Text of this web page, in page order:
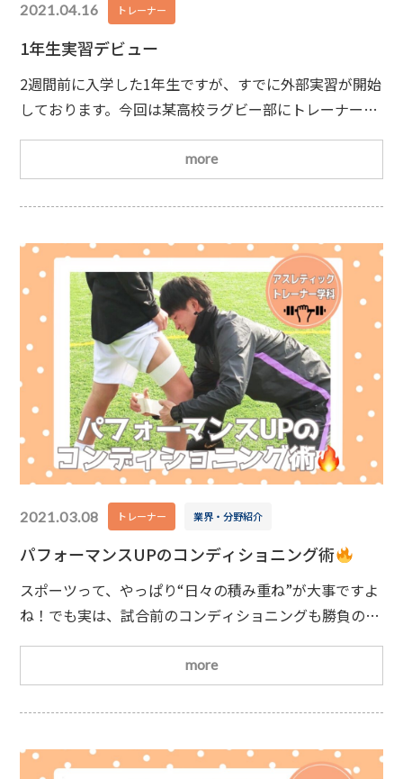
2021.04.16 トレーナー
1年生実習デビュー
2週間前に入学した1年生ですが、すでに外部実習が開始
しております。今回は某高校ラグビー部にトレーナー活
ドキドキワクワクしながら、奥村先生と現場に向かいま
す。一流トレーナー陣からの授業＆豊富な実習プログラ
ムで経験を積むことが出来るのが名古屋平成の良いトコ
more
2021.03.08 トレーナー 業界・分野紹介
パフォーマンスUPのコンディショニング術
スポーツって、やっぱり“日々の積み重ね”が大事ですよ
ね！でも実は、試合前のコンディショニングも勝負のカ
ギなんです
「前日は何をすればいいの？」という方の
ために、今回はポイントをわかりやすくまとめてみまし
た！
練習の仕方で試合のパフォーマンスが変わる！普
段の練習に全力で取り組むのはもちろんですが、ウォー
ことがケガ予防＆疲労回復にとっても大事！そ
more